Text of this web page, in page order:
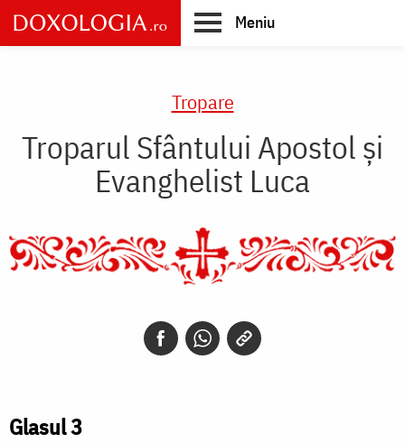
Skip
to
main
Meniu
Tropare
Troparul Sfântului Apostol şi
Evanghelist Luca
Glasul 3